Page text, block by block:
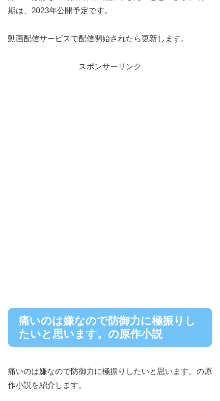
期は、2023年公開予定です。
動画配信サービスで配信開始されたら更新します。
スポンサーリンク
痛いのは嫌なので防御力に極振りし
たいと思います。の原作小説
痛いのは嫌なので防御力に極振りしたいと思います。の原
作小説を紹介します。